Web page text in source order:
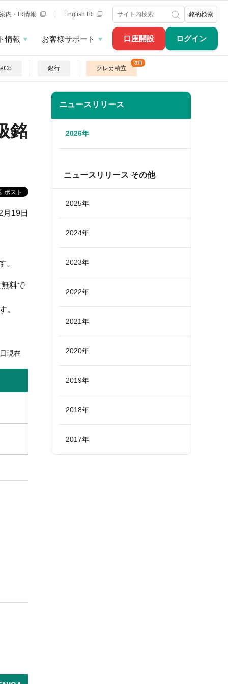
口座開設 ログイン
内・IR情報 English IR 銘柄検索
情報 お客様サポート
銀行 クレカ積立
銘
月19日
。
料で
。
現在
ニュースリリース
2026年
ニュースリリース その他
2025年
2024年
2023年
2022年
2021年
2020年
2019年
2018年
2017年